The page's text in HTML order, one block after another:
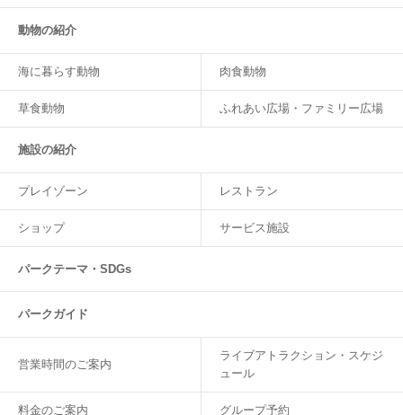
動物の紹介
海に暮らす動物 肉食動物
草食動物 ふれあい広場・ファミリー広場
施設の紹介
プレイゾーン レストラン
ショップ サービス施設
パークテーマ・SDGs
パークガイド
営業時間のご案内
ライブアトラクション・スケジ
ュール
料金のご案内 グループ予約